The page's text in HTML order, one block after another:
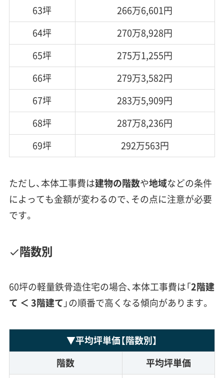
63坪
266万6,601円
64坪
270万8,928円
65坪
275万1,255円
66坪
279万3,582円
67坪
283万5,909円
68坪
287万8,236円
69坪
292万563円
ただし、本体工事費は建物の階数や地域などの条件
によっても金額が変わるので、その点に注意が必要
です。
階数別
60坪の軽量鉄骨造住宅の場合、本体工事費は「2階建
て ＜ 3階建て」の順番で高くなる傾向があります。
▼平均坪単価【階数別】
階数
平均坪単価